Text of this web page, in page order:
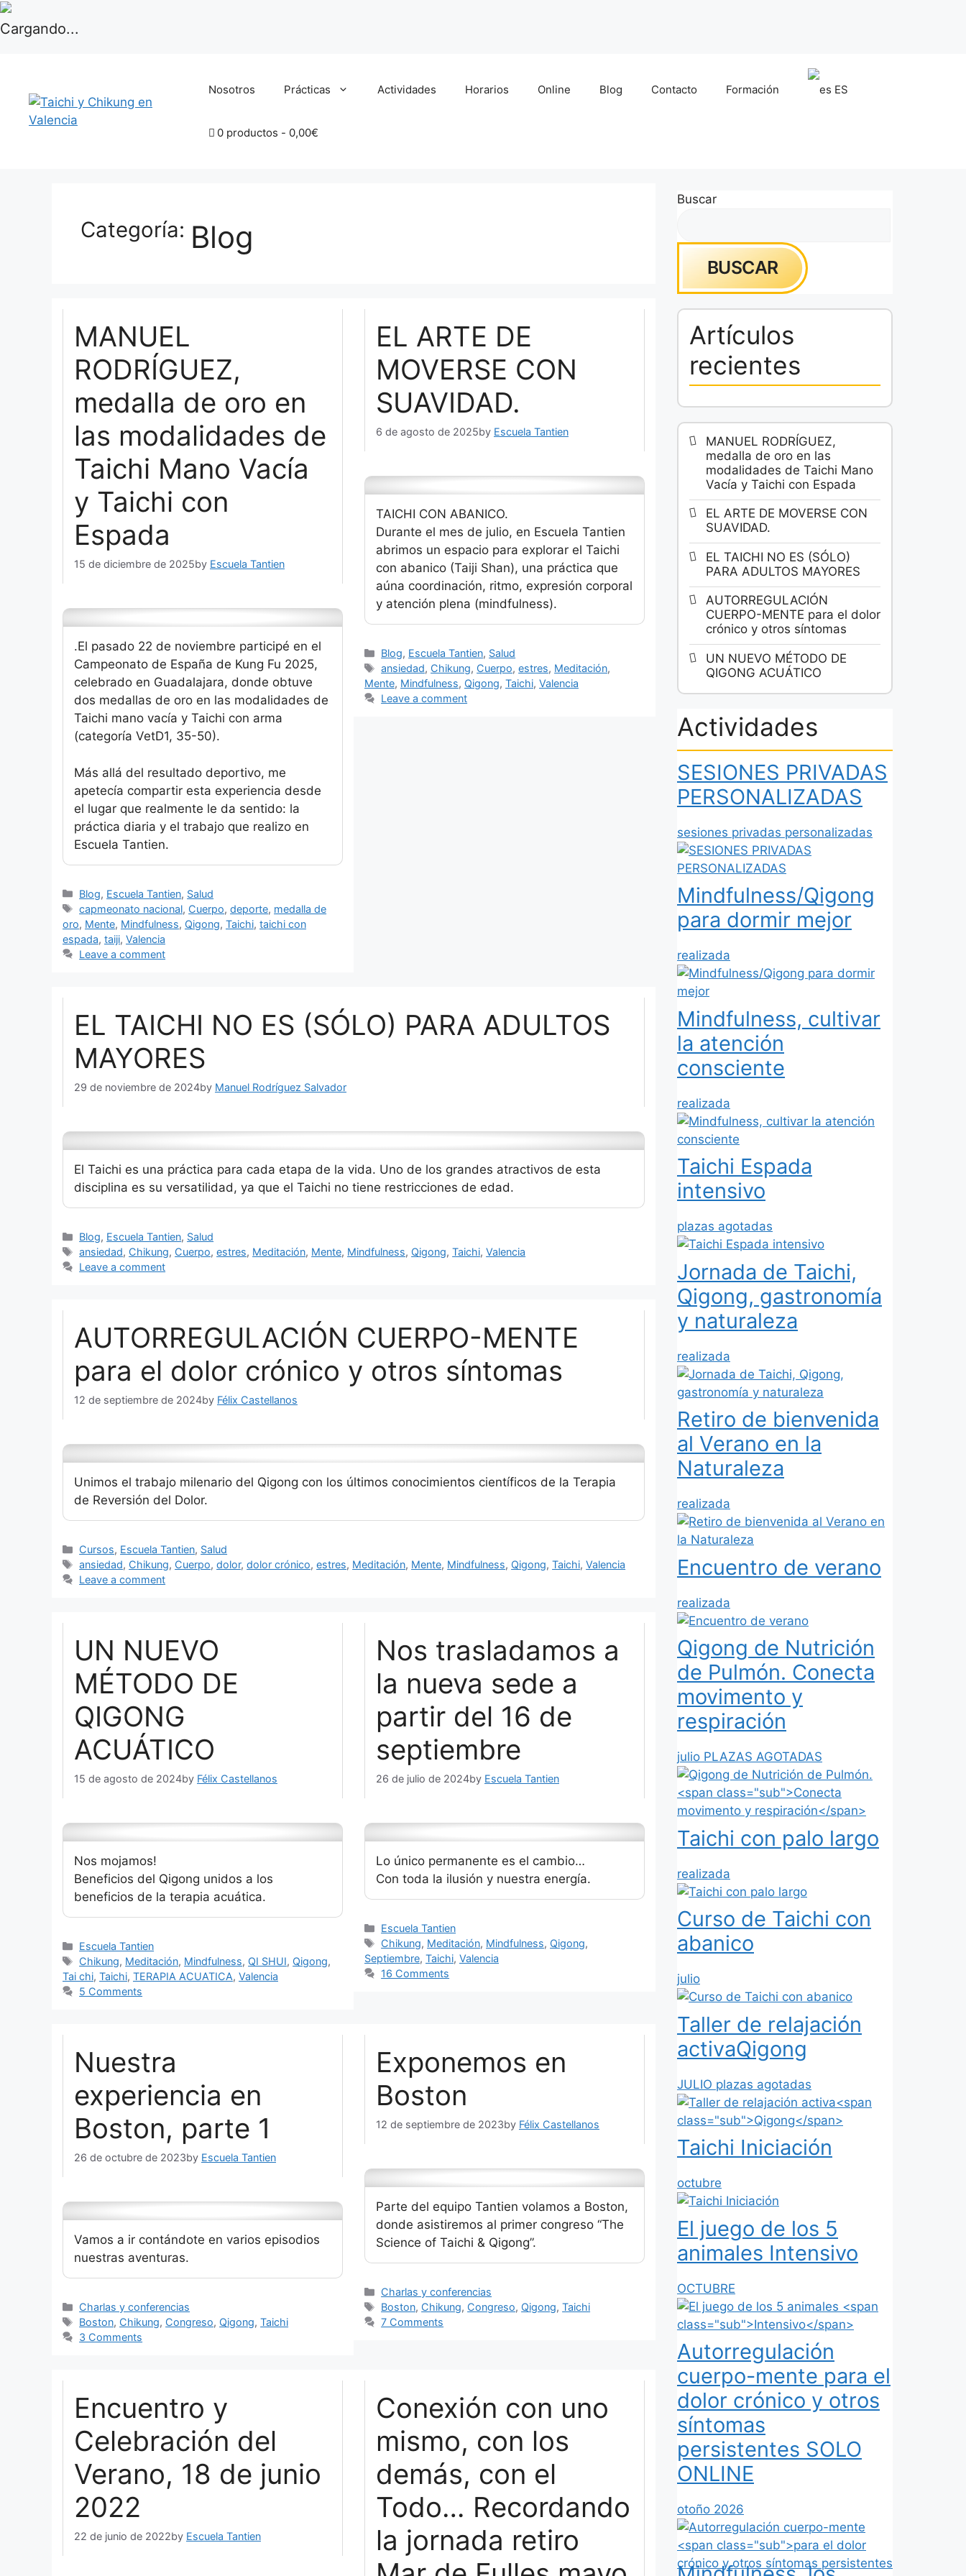
Cargando...
content
Nosotros Prácticas Actividades Horarios Online Blog Contacto Formación ES
0 productos 0,00€
Blog
MANUEL
RODRÍGUEZ,
medalla de oro en
las modalidades de
Taichi Mano Vacía
y Taichi con
Espada
15 de diciembre de 2025by Escuela Tantien
.El pasado 22 de noviembre participé en el
Campeonato de España de Kung Fu 2025,
celebrado en Guadalajara, donde obtuve
dos medallas de oro en las modalidades de
Taichi mano vacía y Taichi con arma
(categoría VetD1, 35-50).
Más allá del resultado deportivo, me
apetecía compartir esta experiencia desde
el lugar que realmente le da sentido: la
práctica diaria y el trabajo que realizo en
Escuela Tantien.
Categories
Blog, Escuela Tantien, Salud
Tags
capmeonato nacional, Cuerpo,deporte, medalla de
oro, Mente, Mindfulness, Qigong, Taichi, taichi con
espada, taiji, Valencia
Leave a comment
EL ARTE DE
MOVERSE CON
SUAVIDAD.
6 de agosto de 2025by Escuela Tantien
TAICHI CON ABANICO.
Durante el mes de julio, en Escuela Tantien
abrimos un espacio para explorar el Taichi
con abanico (Taiji Shan), una práctica que
aúna coordinación, ritmo, expresión corporal
y atención plena (mindfulness).
Categories
Blog, Escuela Tantien, Salud
Tags
ansiedad, Chikung, Cuerpo,estres, Meditación,
Mente, Mindfulness, Qigong, Taichi, Valencia
Leave a comment
EL TAICHI NO ES (SÓLO) PARA ADULTOS
MAYORES
29 de noviembre de 2024by Manuel Rodríguez Salvador
El Taichi es una práctica para cada etapa de la vida. Uno de los grandes atractivos de esta
disciplina es su versatilidad, ya que el Taichi no tiene restricciones de edad.
Categories
Blog, Escuela Tantien, Salud
Tags
ansiedad, Chikung, Cuerpo,estres, Meditación, Mente, Mindfulness, Qigong,Taichi,Valencia
Leave a comment
AUTORREGULACIÓN CUERPO-MENTE
para el dolor crónico y otros síntomas
12 de septiembre de 2024by Félix Castellanos
Unimos el trabajo milenario del Qigong con los últimos conocimientos científicos de la Terapia
de Reversión del Dolor.
Categories
Cursos, Escuela Tantien, Salud
Tags
ansiedad, Chikung, Cuerpo,dolor,dolor crónico,estres, Meditación, Mente, Mindfulness, Qigong,Taichi,Valencia
Leave a comment
UN NUEVO
MÉTODO DE
QIGONG
ACUÁTICO
15 de agosto de 2024by Félix Castellanos
Nos mojamos!
Beneficios del Qigong unidos a los
beneficios de la terapia acuática.
Categories
Escuela Tantien
Tags
Chikung, Meditación, Mindfulness, QI SHUI, Qigong,
Tai chi, Taichi, TERAPIA ACUATICA, Valencia
5 Comments
Nos trasladamos a
la nueva sede a
partir del 16 de
septiembre
26 de julio de 2024by Escuela Tantien
Lo único permanente es el cambio…
Con toda la ilusión y nuestra energía.
Categories
Escuela Tantien
Tags
Chikung, Meditación, Mindfulness, Qigong,
Septiembre, Taichi, Valencia
16 Comments
Nuestra
experiencia en
Boston, parte 1
26 de octubre de 2023by Escuela Tantien
Vamos a ir contándote en varios episodios
nuestras aventuras.
Categories
Charlas y conferencias
Tags
Boston, Chikung, Congreso, Qigong,Taichi
3 Comments
Exponemos en
Boston
12 de septiembre de 2023by Félix Castellanos
Parte del equipo Tantien volamos a Boston,
donde asistiremos al primer congreso “The
Science of Taichi & Qigong”.
Categories
Charlas y conferencias
Tags
Boston, Chikung, Congreso, Qigong,Taichi
7 Comments
Encuentro y
Celebración del
Verano, 18 de junio
2022
22 de junio de 2022by Escuela Tantien
Conexión con uno
mismo, con los
demás, con el
Todo… Recordando
la jornada retiro
Buscar
BUSCAR
Artículos
recientes
MANUEL RODRÍGUEZ,
medalla de oro en las
modalidades de Taichi Mano
Vacía y Taichi con Espada
EL ARTE DE MOVERSE CON
SUAVIDAD.
EL TAICHI NO ES (SÓLO)
PARA ADULTOS MAYORES
AUTORREGULACIÓN
CUERPO-MENTE para el dolor
crónico y otros síntomas
UN NUEVO MÉTODO DE
QIGONG ACUÁTICO
Actividades
SESIONES PRIVADAS
PERSONALIZADAS
sesiones privadas personalizadas
Mindfulness/Qigong
para dormir mejor
realizada
Mindfulness, cultivar
la atención
consciente
realizada
Taichi Espada
intensivo
plazas agotadas
Jornada de Taichi,
Qigong, gastronomía
y naturaleza
realizada
Retiro de bienvenida
al Verano en la
Naturaleza
realizada
Encuentro de verano
realizada
Qigong de Nutrición
de Pulmón. Conecta
movimento y
respiración
julio PLAZAS AGOTADAS
Taichi con palo largo
realizada
Curso de Taichi con
abanico
julio
Taller de relajación
activaQigong
JULIO plazas agotadas
Taichi Iniciación
octubre
El juego de los 5
animales Intensivo
OCTUBRE
Autorregulación
cuerpo-mente para el
dolor crónico y otros
síntomas
persistentes SOLO
ONLINE
otoño 2026